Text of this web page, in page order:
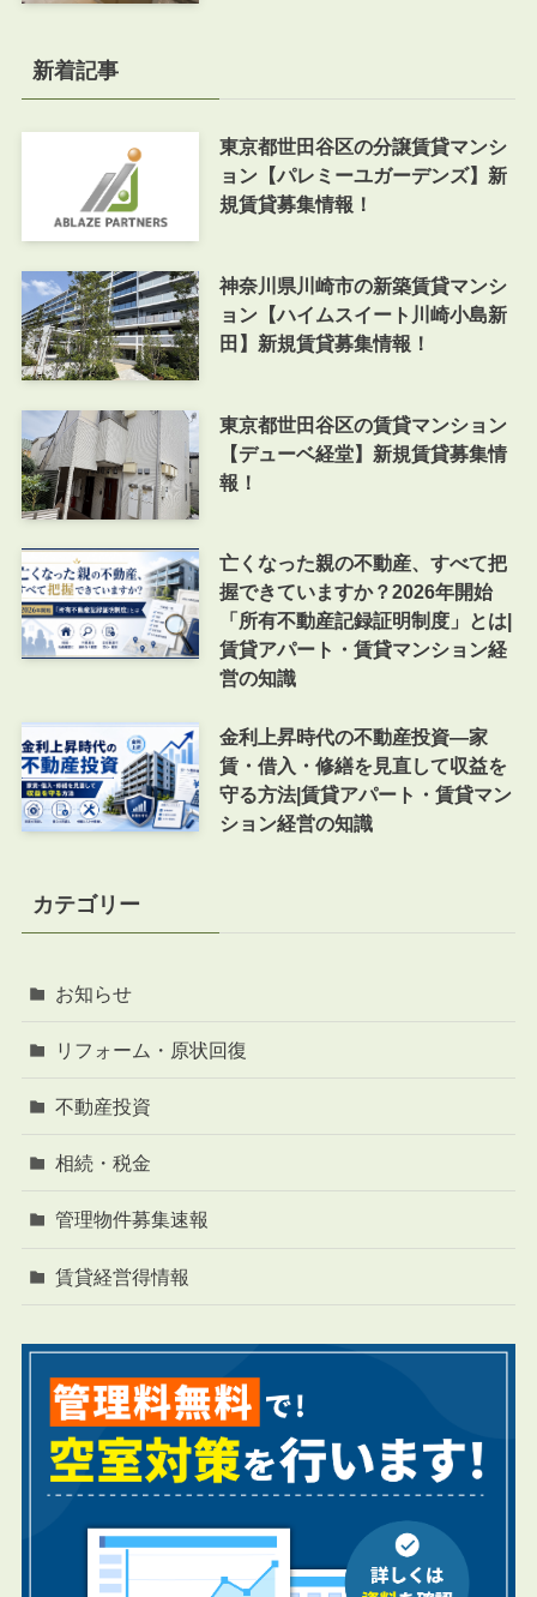
新着記事
東京都世田谷区の分譲賃貸マンシ
ョン【パレミーユガーデンズ】新
規賃貸募集情報！
神奈川県川崎市の新築賃貸マンシ
ョン【ハイムスイート川崎小島新
田】新規賃貸募集情報！
東京都世田谷区の賃貸マンション
【デューベ経堂】新規賃貸募集情
報！
亡くなった親の不動産、すべて把
握できていますか？2026年開始
「所有不動産記録証明制度」とは|
賃貸アパート・賃貸マンション経
営の知識
金利上昇時代の不動産投資―家
賃・借入・修繕を見直して収益を
守る方法|賃貸アパート・賃貸マン
ション経営の知識
カテゴリー
お知らせ
リフォーム・原状回復
不動産投資
相続・税金
管理物件募集速報
賃貸経営得情報